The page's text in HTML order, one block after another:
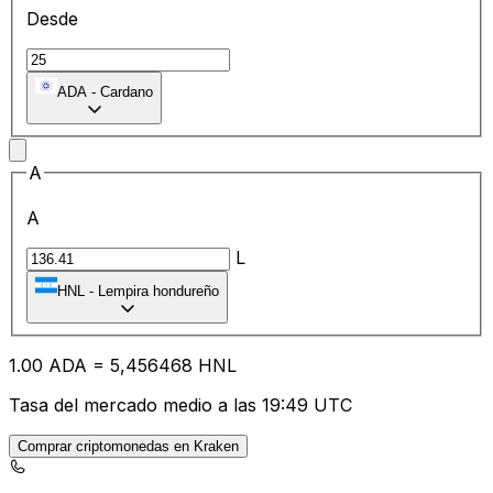
Desde
ADA - Cardano
A
A
L
HNL - Lempira hondureño
1.00 ADA = 5,456468 HNL
Tasa del mercado medio a las 19:49 UTC
Comprar criptomonedas en Kraken